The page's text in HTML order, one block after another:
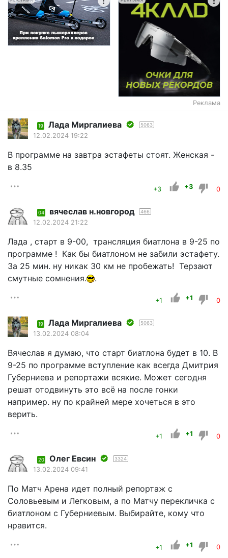
Реклама
19 Лада Миргалиева 5063
12.02.2024 19:22
В программе на завтра эстафеты стоят. Женская -
в 8.35
+3 +3 0
04 вячеслав н.новгород 466
12.02.2024 21:22
Лада , старт в 9-00, трансляция биатлона в 9-25 по
программе ! Как бы биатлоном не забили эстафету.
За 25 мин. ну никак 30 км не пробежать! Терзают
смутные сомнения.
.
+1 +1 0
19 Лада Миргалиева 5063
13.02.2024 08:04
Вячеслав я думаю, что старт биатлона будет в 10. В
9-25 по программе вступление как всегда Дмитрия
Губерниева и репортажи всякие. Может сегодня
решат отодвинуть это всё на после гонки
например. ну по крайней мере хочеться в это
верить.
+1 +1 0
20 Олег Евсин 3324
13.02.2024 09:41
По Матч Арена идет полный репортаж с
Соловьевым и Легковым, а по Матчу перекличка с
биатлоном с Губерниевым. Выбирайте, кому что
нравится.
+1 +1 0